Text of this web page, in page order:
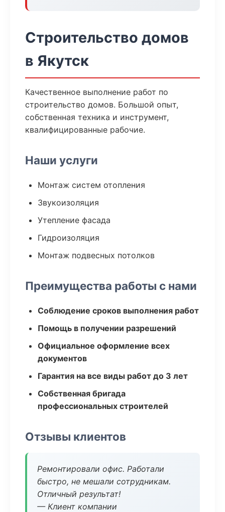
Строительство домов
в Якутск
Качественное выполнение работ по
строительство домов. Большой опыт,
собственная техника и инструмент,
квалифицированные рабочие.
Наши услуги
Монтаж систем отопления
Звукоизоляция
Утепление фасада
Гидроизоляция
Монтаж подвесных потолков
Преимущества работы с нами
Соблюдение сроков выполнения работ
Помощь в получении разрешений
Официальное оформление всех
документов
Гарантия на все виды работ до 3 лет
Собственная бригада
профессиональных строителей
Отзывы клиентов
Ремонтировали офис. Работали
быстро, не мешали сотрудникам.
Отличный результат!
— Клиент компании